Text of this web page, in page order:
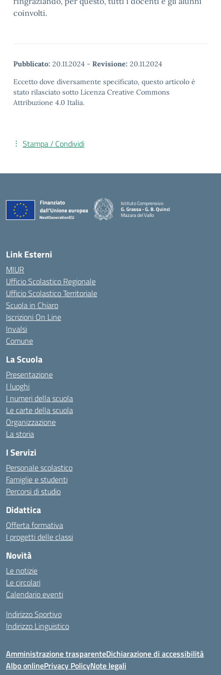
coinvolti.
Pubblicato: 20.11.2024 - Revisione: 20.11.2024
Eccetto dove diversamente specificato, questo articolo è
stato rilasciato sotto Licenza Creative Commons
Attribuzione 4.0 Italia.
Stampa / Condividi
Istituto Comprensivo
G. Grassa - G. B. Quinci
Mazara del Vallo
Link Esterni
MIUR
Ufficio Scolastico Regionale
Ufficio Scolastico Territoriale
Scuola in Chiaro
Iscrizioni On Line
Invalsi
Comune
La Scuola
Presentazione
I luoghi
I numeri della scuola
Le carte della scuola
Organizzazione
La storia
I Servizi
Personale scolastico
Famiglie e studenti
Percorsi di studio
Didattica
Offerta formativa
I progetti delle classi
Novità
Le notizie
Le circolari
Calendario eventi
Indirizzo Sportivo
Indirizzo Linguistico
Amministrazione trasparenteDichiarazione di accessibilità
Albo onlinePrivacy PolicyNote legali